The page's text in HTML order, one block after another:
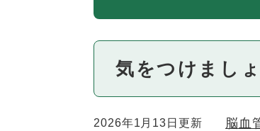
気をつけまし
2026年1月13日更新 脳血